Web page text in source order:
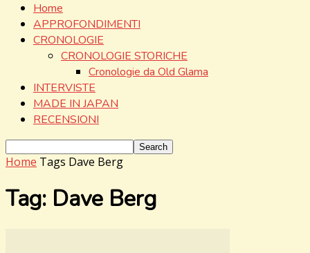
Home
APPROFONDIMENTI
CRONOLOGIE
CRONOLOGIE STORICHE
Cronologie da Old Glama
INTERVISTE
MADE IN JAPAN
RECENSIONI
Home Tags Dave Berg
Tag: Dave Berg